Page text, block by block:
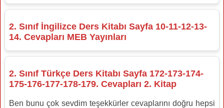
2. Sınıf İngilizce Ders Kitabı Sayfa 10-11-12-13-
14. Cevapları MEB Yayınları
2. Sınıf Türkçe Ders Kitabı Sayfa 172-173-174-
175-176-177-178-179. Cevapları 2. Kitap
Ben bunu çok sevdim teşekkürler cevaplarını doğru hepsi